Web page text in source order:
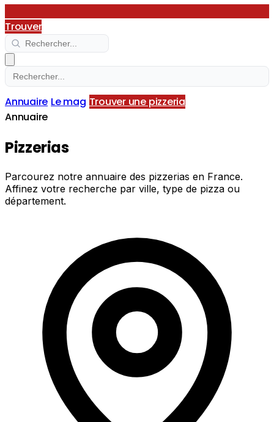
Trouver
Annuaire Le mag Trouver une pizzeria
Annuaire
Pizzerias
Parcourez notre annuaire des pizzerias en France.
Affinez votre recherche par ville, type de pizza ou
département.